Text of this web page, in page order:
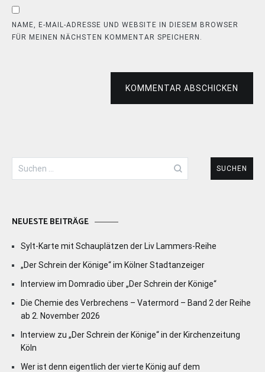
NAME, E-MAIL-ADRESSE UND WEBSITE IN DIESEM BROWSER
FÜR MEINEN NÄCHSTEN KOMMENTAR SPEICHERN.
KOMMENTAR ABSCHICKEN
Suchen
nach:
NEUESTE BEITRÄGE
Sylt-Karte mit Schauplätzen der Liv Lammers-Reihe
„Der Schrein der Könige“ im Kölner Stadtanzeiger
Interview im Domradio über „Der Schrein der Könige“
Die Chemie des Verbrechens – Vatermord – Band 2 der Reihe
ab 2. November 2026
Interview zu „Der Schrein der Könige“ in der Kirchenzeitung
Köln
Wer ist denn eigentlich der vierte König auf dem